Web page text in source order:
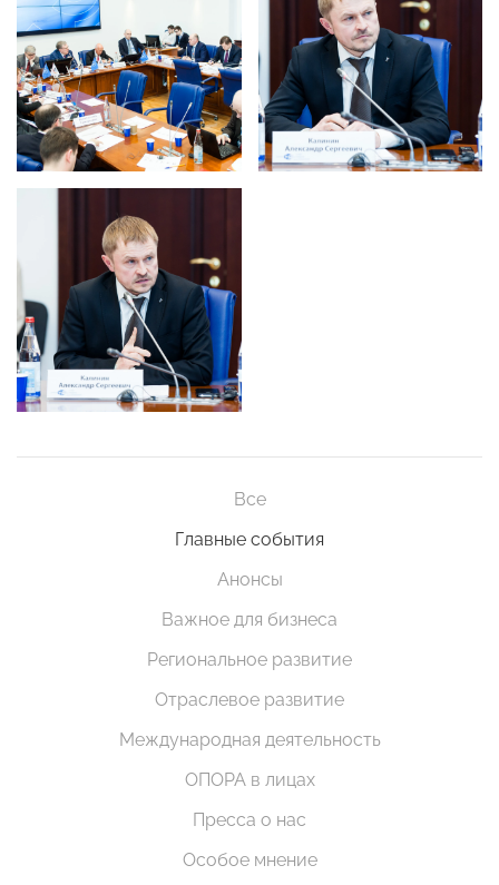
Все
Главные события
Анонсы
Важное для бизнеса
Региональное развитие
Отраслевое развитие
Международная деятельность
ОПОРА в лицах
Пресса о нас
Особое мнение